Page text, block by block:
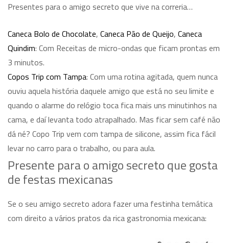
Presentes para o amigo secreto que vive na correria…
Caneca Bolo de Chocolate, Caneca Pão de Queijo, Caneca
Quindim: Com Receitas de micro-ondas que ficam prontas em
3 minutos.
Copos Trip com Tampa: Com uma rotina agitada, quem nunca
ouviu aquela história daquele amigo que está no seu limite e
quando o alarme do relógio toca fica mais uns minutinhos na
cama, e daí levanta todo atrapalhado. Mas ficar sem café não
dá né? Copo Trip vem com tampa de silicone, assim fica fácil
levar no carro para o trabalho, ou para aula.
Presente para o amigo secreto que gosta
de festas mexicanas
Se o seu amigo secreto adora fazer uma festinha temática
com direito a vários pratos da rica gastronomia mexicana: